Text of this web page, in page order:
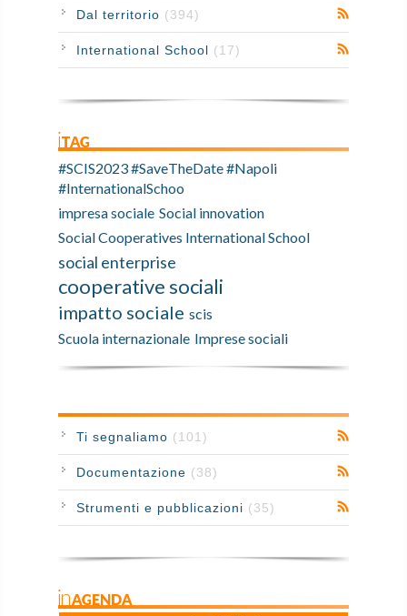
Dal territorio (394)
International School (17)
iTAG
#SCIS2023 #SaveTheDate #Napoli
#InternationalSchoo
impresa sociale Social innovation
Social Cooperatives International School
social enterprise
cooperative sociali
impatto sociale scis
Scuola internazionale Imprese sociali
Ti segnaliamo (101)
Documentazione (38)
Strumenti e pubblicazioni (35)
inAGENDA